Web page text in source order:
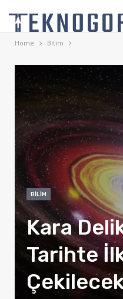
Home Bilim
BILIM
Kara
Tarihte